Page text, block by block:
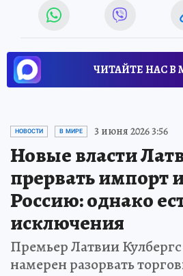
ЧИТАЙТЕ НАС В
НОВОСТИ В МИРЕ 3 июня 2026 3:56
Новые власти
прервать импорт
Россию: однако
исключения
Премьер Латвии
намерен разорвать